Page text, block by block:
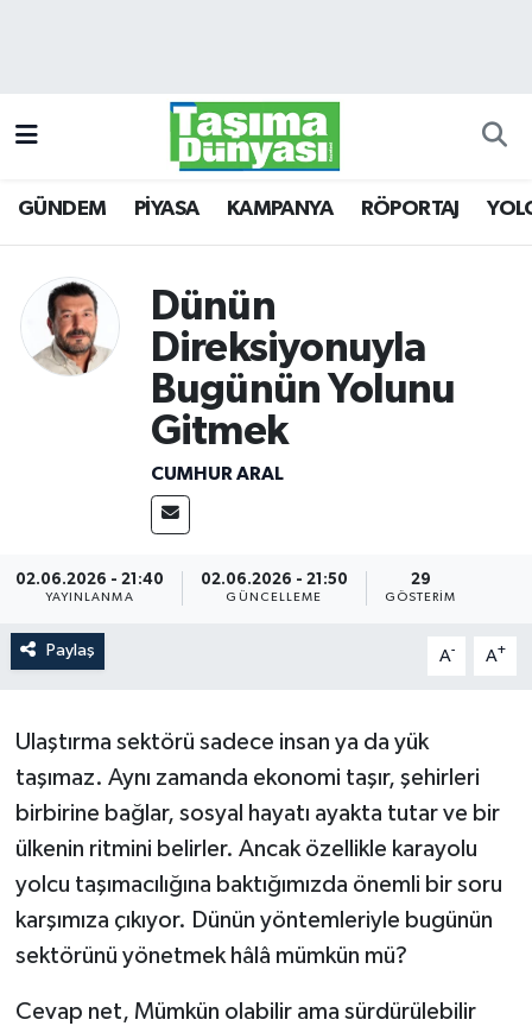
GÜNDEM PİYASA KAMPANYA RÖPORTAJ
Dünün
Direksiyonuyla
Bugünün Yolunu
Gitmek
CUMHUR ARAL
02.06.2026 - 21:40
YAYINLANMA
02.06.2026 - 21:50
GÜNCELLEME
29
GÖSTERIM
Paylaş A- A+
Ulaştırma sektörü sadece insan ya da yük
taşımaz. Aynı zamanda ekonomi taşır, şehirleri
birbirine bağlar, sosyal hayatı ayakta tutar ve bir
ülkenin ritmini belirler. Ancak özellikle karayolu
yolcu taşımacılığına baktığımızda önemli bir soru
karşımıza çıkıyor. Dünün yöntemleriyle bugünün
sektörünü yönetmek hâlâ mümkün mü?
Cevap net, Mümkün olabilir ama sürdürülebilir
KAMPANYA
YOLCU TAŞIMA
Trafik Durumu
Süper Lig Puan Durumu ve Fikstür
Son Dakika Haberleri
Haber Arşivi